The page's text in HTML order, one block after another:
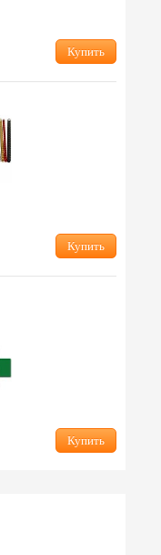
Купить
Купить
Купить